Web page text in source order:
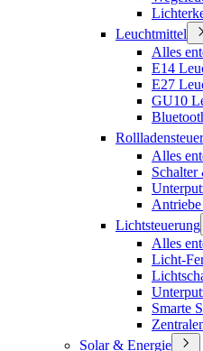
Leuchtmittel
Alles
E14
E27
GU10
Alles
Schalter
Lichtsteuerung
Alles
Licht-
Smarte
Solar & Energie